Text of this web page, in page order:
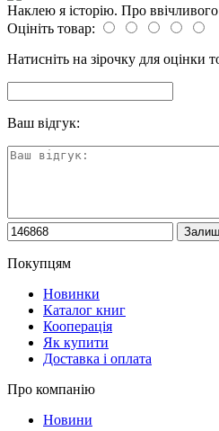
Наклею я історію. Про
Оцініть товар:
Натисніть на зірочку для оцінки
Ваш відгук:
Покупцям
Новинки
Каталог книг
Кооперація
Як купити
Доставка і оплата
Про компанію
Новини